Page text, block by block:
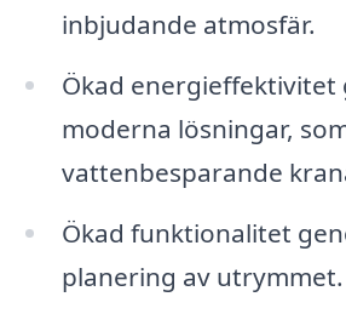
inbjudande atmosfär.
Ökad energieffektivitet
moderna lösningar,
vattenbesparande
Ökad funktionalitet
planering av utrymmet.